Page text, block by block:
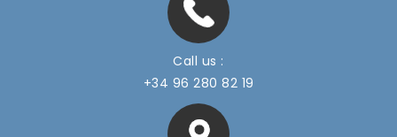
Call us :
+34 96 280 82 19